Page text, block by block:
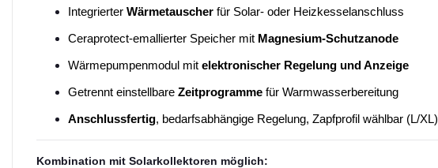
Integrierter Wärmetauscher für Solar- oder Heizkesselanschluss
Ceraprotect-emallierter Speicher mit Magnesium-Schutzanode
Wärmepumpenmodul mit elektronischer Regelung und Anzeige
Getrennt einstellbare Zeitprogramme für Warmwasserbereitung
Anschlussfertig, bedarfsabhängige Regelung, Zapfprofil wählbar (L/XL)
Kombination mit Solarkollektoren möglich: